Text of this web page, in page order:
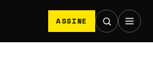
ASSINE